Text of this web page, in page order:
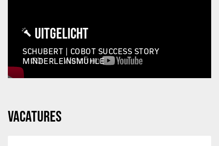
UITGELICHT
SCHUBERT | COBOT SUCCESS STORY
MINDERLEINSMÜHLE
VACATURES